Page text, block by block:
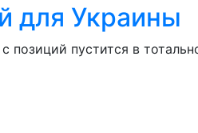
для Украины
позиций пустится в